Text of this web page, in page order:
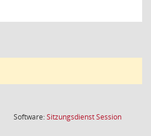
Software:SitzungsdienstSession(Wird in